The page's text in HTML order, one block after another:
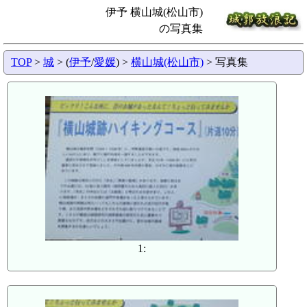
伊予 横山城(松山市)
の写真集
TOP> 城 > (伊予/愛媛) > 横山城(松山市) > 写真集
1: